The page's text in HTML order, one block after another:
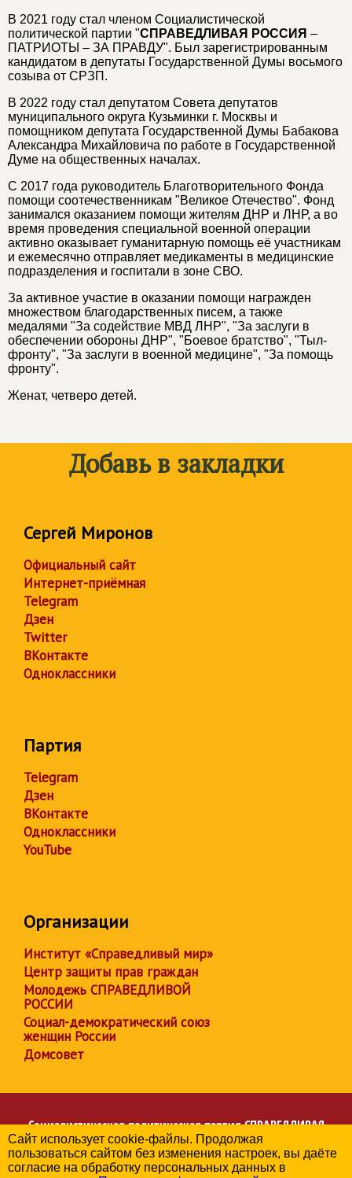
В 2021 году стал членом Социалистической
политической партии "СПРАВЕДЛИВАЯ РОССИЯ –
ПАТРИОТЫ – ЗА ПРАВДУ". Был зарегистрированным
кандидатом в депутаты Государственной Думы восьмого
созыва от СРЗП.
В 2022 году стал депутатом Совета депутатов
муниципального округа Кузьминки г. Москвы и
помощником депутата Государственной Думы Бабакова
Александра Михайловича по работе в Государственной
Думе на общественных началах.
С 2017 года руководитель Благотворительного Фонда
помощи соотечественникам "Великое Отечество". Фонд
занимался оказанием помощи жителям ДНР и ЛНР, а во
время проведения специальной военной операции
активно оказывает гуманитарную помощь её участникам
и ежемесячно отправляет медикаменты в медицинские
подразделения и госпитали в зоне СВО.
За активное участие в оказании помощи награжден
множеством благодарственных писем, а также
медалями "За содействие МВД ЛНР", "За заслуги в
обеспечении обороны ДНР", "Боевое братство", "Тыл-
фронту", "За заслуги в военной медицине", "За помощь
фронту".
Женат, четверо детей.
Добавь в закладки
Сергей Миронов
Официальный сайт
Интернет-приёмная
Telegram
Дзен
Twitter
ВКонтакте
Одноклассники
Партия
Telegram
Дзен
ВКонтакте
Одноклассники
YouTube
Организации
Институт «Справедливый мир»
Центр защиты прав граждан
Молодежь СПРАВЕДЛИВОЙ
РОССИИ
Социал-демократический союз
женщин России
Домсовет
Социалистическая политическая партияСПРАВЕДЛИВАЯ
РОССИЯ
Региональное отделение партии в Москве
Сайт использует cookie-файлы. Продолжая
пользоваться сайтом без изменения настроек, вы даёте
согласие на обработку персональных данных в